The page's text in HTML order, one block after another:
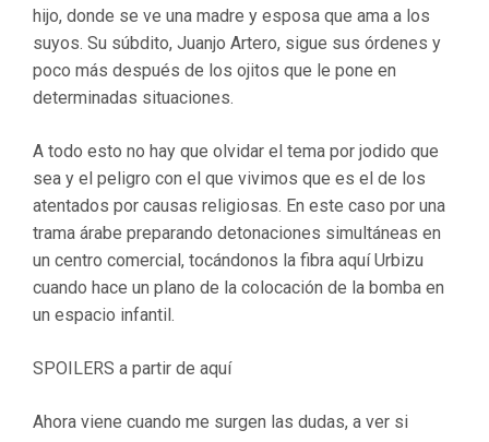
hijo, donde se ve una madre y esposa que ama a los
suyos. Su súbdito, Juanjo Artero, sigue sus órdenes y
poco más después de los ojitos que le pone en
determinadas situaciones.
A todo esto no hay que olvidar el tema por jodido que
sea y el peligro con el que vivimos que es el de los
atentados por causas religiosas. En este caso por una
trama árabe preparando detonaciones simultáneas en
un centro comercial, tocándonos la fibra aquí Urbizu
cuando hace un plano de la colocación de la bomba en
un espacio infantil.
SPOILERS a partir de aquí
Ahora viene cuando me surgen las dudas, a ver si